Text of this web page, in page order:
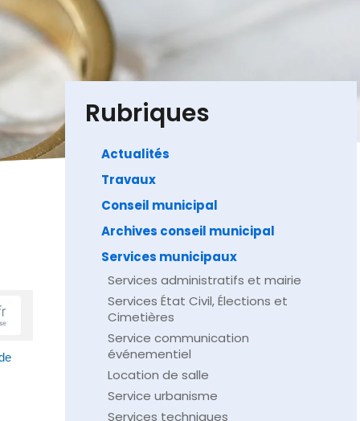
Rubriques
Actualités
Travaux
Conseil municipal
Archives conseil municipal
Services municipaux
Services administratifs et mairie
Services État Civil, Élections et
Cimetières
Service communication
événementiel
Location de salle
Service urbanisme
Services techniques